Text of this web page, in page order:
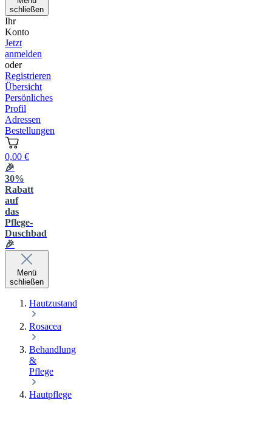
schließen
Ihr
Konto
Jetzt
anmelden
oder
Registrieren
Übersicht
Persönliches
Profil
Adressen
Bestellungen
0,00 €
🎉
30%
Rabatt
auf
das
Pflege-
Duschbad
🎉
Menü
schließen
Hautzustand
Rosacea
Behandlung
&
Pflege
Hautpflege